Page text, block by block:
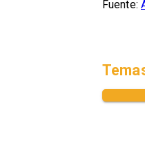
Fuente: